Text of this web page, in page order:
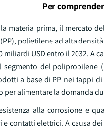
Per
materia prima, il mercato
polietilene ad alta
miliardi USD entro il 2032.
del polipropilene
a base di PP nei tappi
per alimentare la domanda
alla corrosione e
e contatti elettrici. A causa